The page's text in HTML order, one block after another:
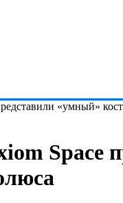
«умный»
Space